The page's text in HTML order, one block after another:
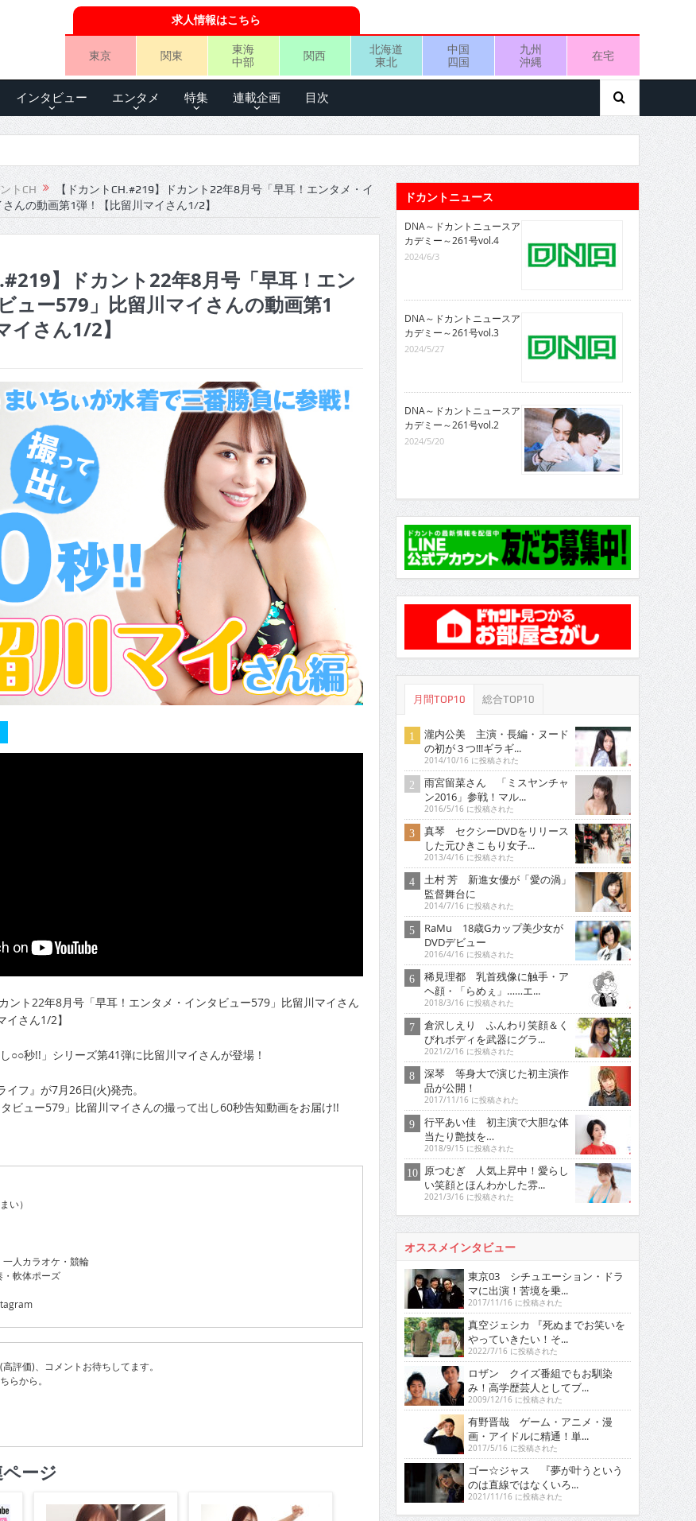
求人情報はこちら
東京 関東
東海
中部
関西
北海道
東北
中国
四国
九州
沖縄
在宅
インタビュー エンタメ 特集 連載企画 目次
トCH
【ドカントCH.#219】ドカント22年8月号「早耳！エンタメ・イ
んの動画第1弾！【比留川マイさん1/2】
】ドカント22年8月号「早耳！エン
ュー579」比留川マイさんの動画第1
イさん1/2】
ント22年8月号「早耳！エンタメ・インタビュー579」比留川マイさん
さん1/2】
○○秒!!」シリーズ第41弾に比留川マイさんが登場！
フ』が7月26日(火)発売。
タビュー579」比留川マイさんの撮って出し60秒告知動画をお届け!!
い）
人カラオケ・競輪
軟体ポーズ
評価)、コメントお待ちしてます。
らから。
ージ
ドカントニュース
DNA～ドカントニュースア
カデミー～261号vol.4
2024/6/3
DNA～ドカントニュースア
カデミー～261号vol.3
2024/5/27
DNA～ドカントニュースア
カデミー～261号vol.2
2024/5/20
月間TOP10 総合TOP10
瀧内公美 主演・長編・ヌード
の初が３つ!!!ギラギ...
2014/10/16 に投稿された
雨宮留菜さん 「ミスヤンチャ
ン2016」参戦！マル...
2016/5/16 に投稿された
真琴 セクシーDVDをリリース
した元ひきこもり女子...
2013/4/16 に投稿された
土村 芳 新進女優が「愛の渦」
監督舞台に
2014/7/16 に投稿された
RaMu 18歳Gカップ美少女が
DVDデビュー
2016/4/16 に投稿された
稀見理都 乳首残像に触手・ア
ヘ顔・「らめぇ」……エ...
2018/3/16 に投稿された
倉沢しえり ふんわり笑顔＆く
びれボディを武器にグラ...
2021/2/16 に投稿された
深琴 等身大で演じた初主演作
品が公開！
2017/11/16 に投稿された
行平あい佳 初主演で大胆な体
当たり艶技を…
2018/9/15 に投稿された
原つむぎ 人気上昇中！愛らし
い笑顔とほんわかした雰...
2021/3/16 に投稿された
オススメインタビュー
東京03 シチュエーション・ドラ
マに出演！苦境を乗...
2017/11/16 に投稿された
真空ジェシカ 『死ぬまでお笑いを
やっていきたい！そ...
2022/7/16 に投稿された
ロザン クイズ番組でもお馴染
み！高学歴芸人としてブ...
2009/12/16 に投稿された
有野晋哉 ゲーム・アニメ・漫
画・アイドルに精通！単...
2017/5/16 に投稿された
ゴー☆ジャス 『夢が叶うという
のは直線ではなくいろ...
2021/11/16 に投稿された